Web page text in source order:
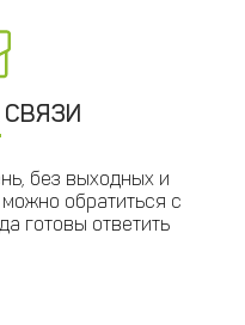
СВЯЗИ
без выходных и
обратиться с
готовы ответить